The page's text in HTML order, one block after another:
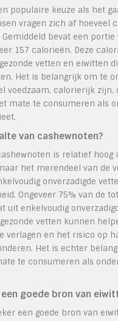
populaire keuze als het
vragen zich af hoeveel
bevat een portie
157 calorieën. Deze
vetten en eiwitten
Het is belangrijk om te
voedzaam, calorierijk zijn,
mate te consumeren als
van cashewnoten?
is relatief hoog
het merendeel van de
onverzadigde
Ongeveer 75% van de
uit enkelvoudig
vetten kunnen
verlagen en het risico op
Het is echter
te consumeren als
goede bron van
een goede bron van